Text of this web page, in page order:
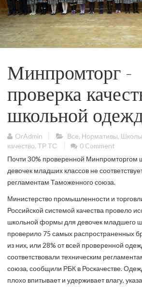
Минпромторг –
проверка
школьной
OrAdmin Все, Нормативы,
качество, ТР ТС
0 Comment
Почти 30% проверенной
девочек младших классов не
регламентам Таможенного союза.
Министерство промышленности и
Российской системой качества провело
школьной формы для девочек младшего
проверило 75 самых распространенных
из них, или 28% от всей проверенной
соответствовали техническим
союза, сообщили РБК в Роскачестве.
плохо впитывает и удерживает влагу,